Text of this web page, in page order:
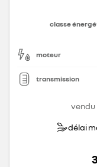
classe
moteur
transmission
vendu
délai